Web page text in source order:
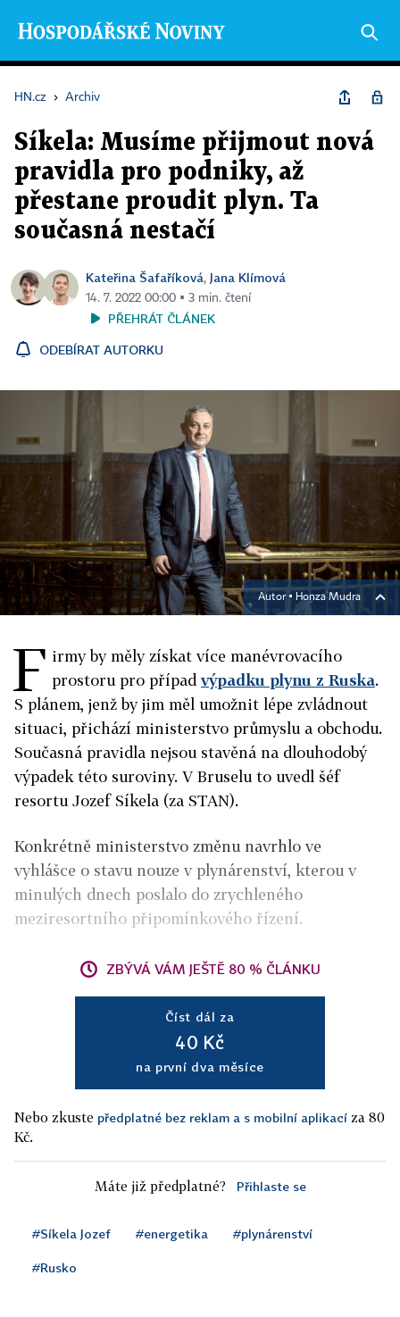
HN.cz › Archiv
Síkela: Musíme přijmout nová
pravidla pro podniky, až
přestane proudit plyn. Ta
současná nestačí
Kateřina Šafaříková, Jana Klímová
14. 7. 2022 00:00 ▪ 3 min. čtení
PŘEHRÁT ČLÁNEK
ODEBÍRAT AUTORKU
Autor ▪ Honza Mudra
F irmy by měly získat více manévrovacího
prostoru pro případvýpadku plynu z Ruska.
S plánem, jenž by jim měl umožnit lépe zvládnout
situaci, přichází ministerstvo průmyslu a obchodu.
Současná pravidla nejsou stavěná na dlouhodobý
výpadek této suroviny. V Bruselu to uvedl šéf
resortu Jozef Síkela (za STAN).
Konkrétně ministerstvo změnu navrhlo ve
vyhlášce o stavu nouze v plynárenství, kterou v
minulých dnech poslalo do zrychleného
meziresortního připomínkového řízení.
ZBÝVÁ VÁM JEŠTĚ 80 % ČLÁNKU
Číst dál za
40 Kč
na první dva měsíce
Nebo zkuste předplatné bez reklam a s mobilní aplikací za 80
Kč.
Máte již předplatné? Přihlaste se
#Síkela Jozef #energetika #plynárenství
#Rusko